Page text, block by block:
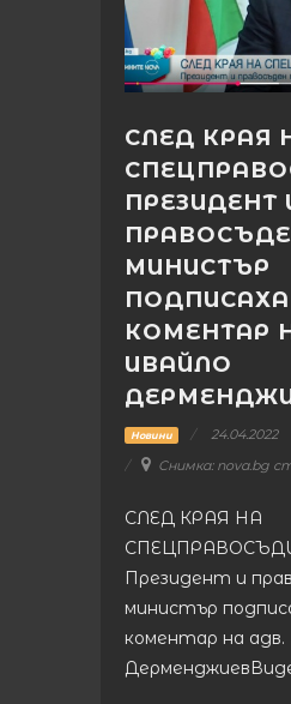
СЛЕД КРАЯ
ПРЕЗИДЕНТ
МИНИСТЪР
ПОДПИСАХА
КОМЕНТАР
ИВАЙЛО
Новини
24.04.2022
Снимка: nova.bg
СЛЕД КРАЯ НА
Президент и
министър
коментар на адв.